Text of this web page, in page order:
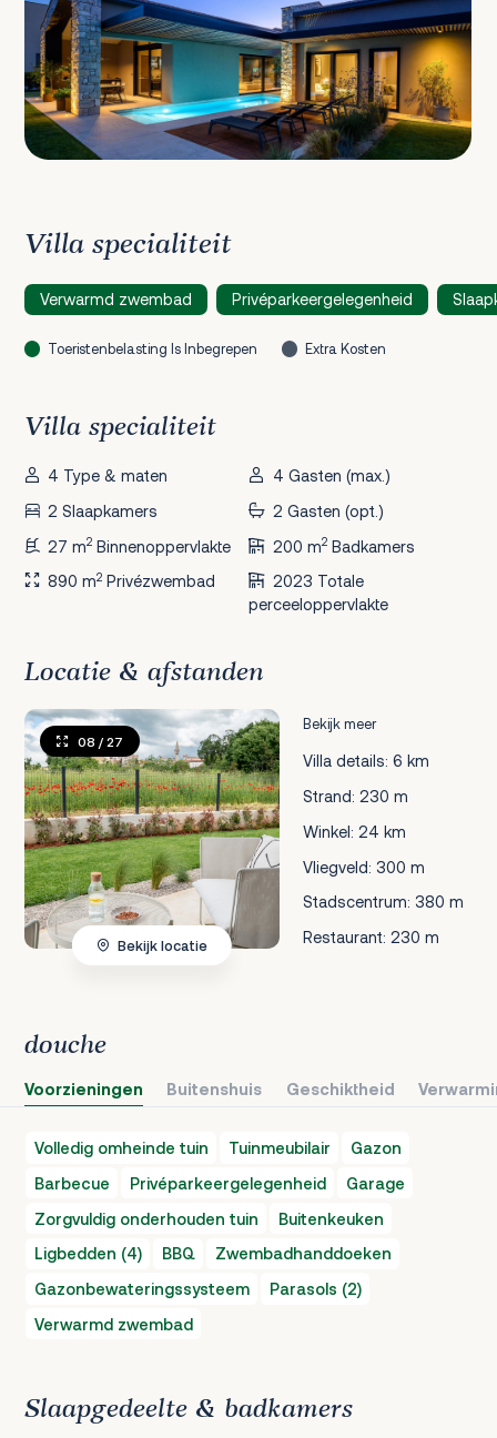
Villa specialiteit
Verwarmd zwembad Privéparkeergelegenheid
Toeristenbelasting Is Inbegrepen Extra Kosten
Villa specialiteit
4 Type & maten
4 Gasten (max.)
2 Slaapkamers
2 Gasten (opt.)
27 m2 Binnenoppervlakte 200 m2Badkamers
890 m2 Privézwembad
2023 Totale
perceeloppervlakte
Locatie & afstanden
Bekijk meer
Villa details: 6 km
Strand: 230 m
Winkel: 24 km
Vliegveld: 300 m
Stadscentrum: 380 m
Restaurant: 230 m
08 / 27
Bekijk locatie
douche
Voorzieningen Buitenshuis Geschiktheid
Volledig omheinde tuin Tuinmeubilair
Gazon
Barbecue
Privéparkeergelegenheid
Garage
Zorgvuldig onderhouden tuin
Buitenkeuken
Ligbedden (4)
BBQ
Zwembadhanddoeken
Gazonbewateringssysteem
Parasols (2)
Verwarmd zwembad
Slaapgedeelte & badkamers